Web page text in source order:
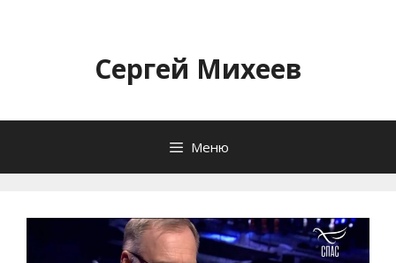
содержимомуСергей Михеев
Меню